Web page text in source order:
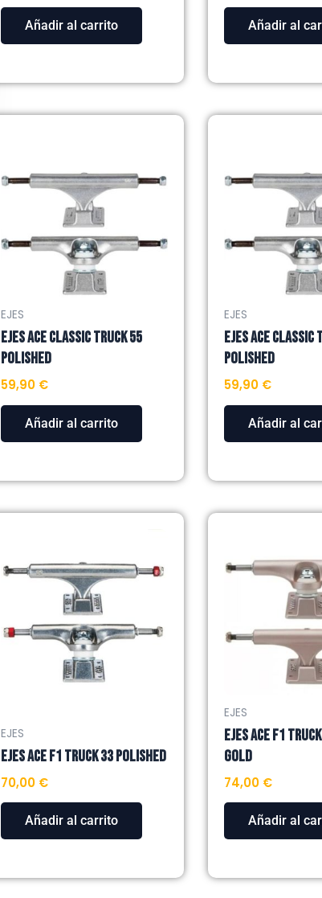
Añadir al carrito Añadir al
EJES
EJES ACE CLASSIC TRUCK 55
POLISHED
59,90 €
Añadir al carrito
EJES
EJES ACE CLASSIC
POLISHED
59,90 €
Añadir al
EJES
EJES ACE F1 TRUCK 33 POLISHED
70,00 €
Añadir al carrito
EJES
EJES ACE F1
GOLD
74,00 €
Añadir al